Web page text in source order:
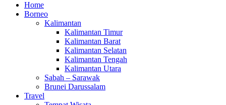
Home
Borneo
Kalimantan
Kalimantan Timur
Kalimantan Barat
Kalimantan Selatan
Kalimantan Tengah
Kalimantan Utara
Sabah – Sarawak
Brunei Darussalam
Travel